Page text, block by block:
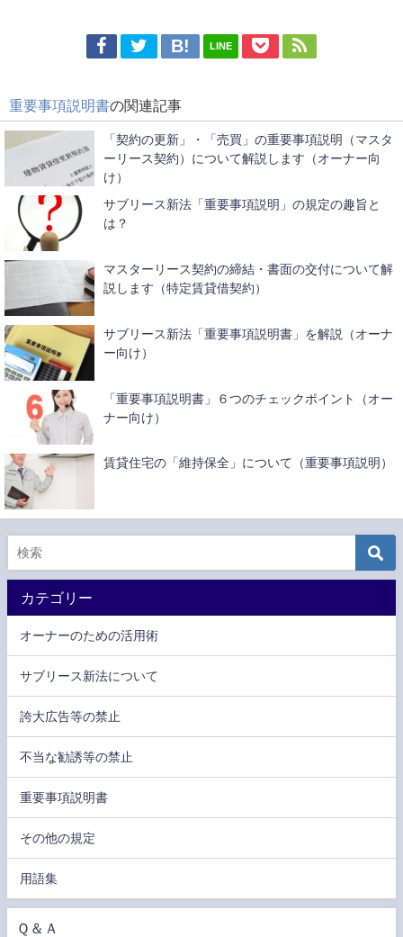
LINE
重要事項説明書の関連記事
「契約の更新」・「売買」の重要事項説明（マスタ
ーリース契約）について解説します（オーナー向
け）
サブリース新法「重要事項説明」の規定の趣旨と
は？
マスターリース契約の締結・書面の交付について解
説します（特定賃貸借契約）
サブリース新法「重要事項説明書」を解説（オーナ
ー向け）
「重要事項説明書」６つのチェックポイント（オー
ナー向け）
賃貸住宅の「維持保全」について（重要事項説明）
カテゴリー
オーナーのための活用術
サブリース新法について
誇大広告等の禁止
不当な勧誘等の禁止
重要事項説明書
その他の規定
用語集
Ｑ＆Ａ